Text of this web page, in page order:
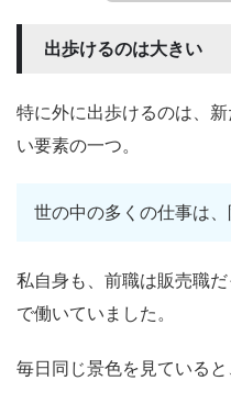
出歩けるのは大きい
特に外に出歩けるのは、
い要素の一つ。
世の中の多くの仕事は、
私自身も、前職は販売職
で働いていました。
毎日同じ景色を見ている